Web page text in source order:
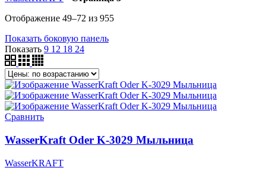
Отображение 49–72 из 955
Показать боковую панель
Показать 9 12 18 24
Сравнить
WasserKraft Oder K-3029 Мыльница
WasserKRAFT